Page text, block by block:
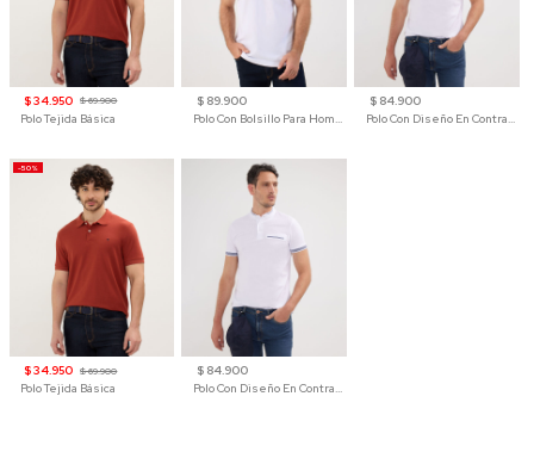
$ 34.950 $ 69.900
Polo Tejida Básica
$ 89.900
Polo Con Bolsillo Para Hombre
$ 84.900
Polo Con Diseño En Contraste
-50%
$ 34.950 $ 69.900
Polo Tejida Básica
$ 84.900
Polo Con Diseño En Contraste